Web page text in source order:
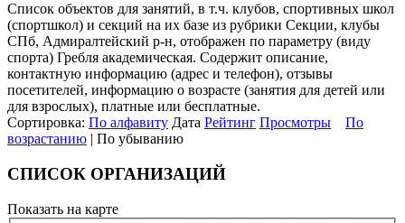
Список объектов для занятий, в т.ч. клубов, спортивных школ
(спортшкол) и секций на их базе из рубрики Секции, клубы
СПб, Адмиралтейский р-н, отображен по параметру (виду
спорта) Гребля академическая. Содержит описание,
контактную информацию (адрес и телефон), отзывы
посетителей, информацию о возрасте (занятия для детей или
для взрослых), платные или бесплатные.
Сортировка: По алфавиту Дата Рейтинг Просмотры
По
возрастанию | По убыванию
СПИСОК ОРГАНИЗАЦИЙ
Показать на карте